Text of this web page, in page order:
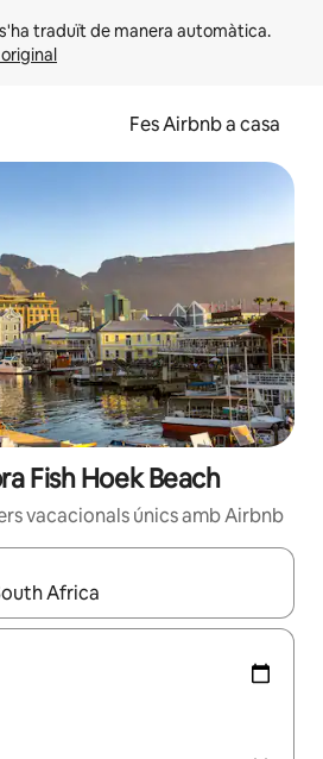
Fes Airbnb a casa
Fish Hoek Beach
vacacionals únics amb Airbnb
disponibles, podràs navegar-hi a